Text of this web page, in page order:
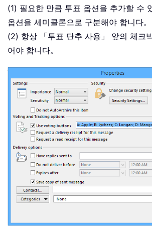
(1) 필요한 만큼 투표 옵션을 추가할 수
옵션을 세미콜론으로 구분해야 합니다。
(2) 항상 「투표 단추 사용」 앞의 체크
어야 합니다。